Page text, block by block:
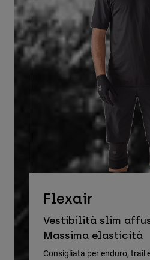
Flexair
Vestibilità slim
Massima elasticità
Consigliata per enduro, trail